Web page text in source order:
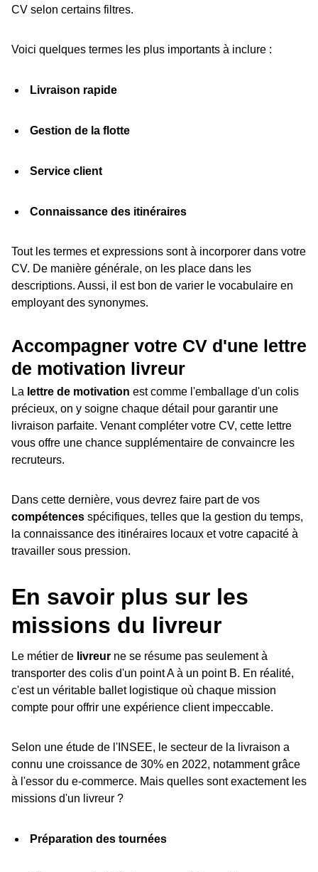
CV selon certains filtres.
Voici quelques termes les plus importants à inclure :
Livraison rapide
Gestion de la flotte
Service client
Connaissance des itinéraires
Tout les termes et expressions sont à incorporer dans votre
CV. De manière générale, on les place dans les
descriptions. Aussi, il est bon de varier le vocabulaire en
employant des synonymes.
Accompagner votre CV d'une lettre
de motivation livreur
La lettre de motivation est comme l'emballage d'un colis
précieux, on y soigne chaque détail pour garantir une
livraison parfaite. Venant compléter votre CV, cette lettre
vous offre une chance supplémentaire de convaincre les
recruteurs.
Dans cette dernière, vous devrez faire part de vos
compétences spécifiques, telles que la gestion du temps,
la connaissance des itinéraires locaux et votre capacité à
travailler sous pression.
En savoir plus sur les
missions du livreur
Le métier de livreur ne se résume pas seulement à
transporter des colis d'un point A à un point B. En réalité,
c'est un véritable ballet logistique où chaque mission
compte pour offrir une expérience client impeccable.
Selon une étude de l'INSEE, le secteur de la livraison a
connu une croissance de 30% en 2022, notamment grâce
à l'essor du e-commerce. Mais quelles sont exactement les
missions d'un livreur ?
Préparation des tournées